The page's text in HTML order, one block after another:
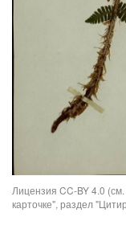
Лицензия CC-BY 4.0
карточке", раздел